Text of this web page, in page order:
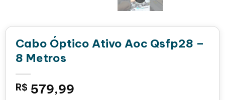
Cabo Óptico Ativo Aoc Qsfp28 –
8 Metros
R$ 579,99